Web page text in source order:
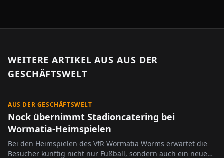
WEITERE ARTIKEL AUS AUS DER
GESCHÄFTSWELT
AUS DER GESCHÄFTSWELT
Nock übernimmt Stadioncatering bei
Wormatia-Heimspielen
Bei den Heimspielen des VfR Wormatia Worms erwartet die
Besucher künftig nicht nur Fußball, sondern auch ein neues